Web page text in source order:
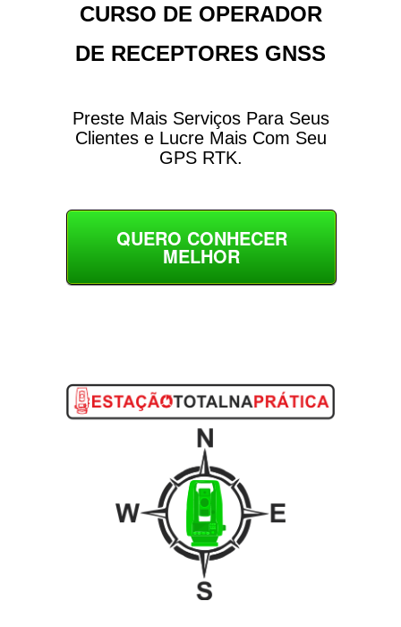
CURSO DE OPERADOR
DE RECEPTORES GNSS
Preste Mais Serviços Para Seus
Clientes e Lucre Mais Com Seu
GPS RTK.
QUERO CONHECER
MELHOR